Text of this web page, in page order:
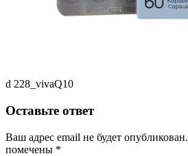
d 228_vivaQ10
Оставьте ответ
Ваш адрес email не будет опубликован.
помечены *